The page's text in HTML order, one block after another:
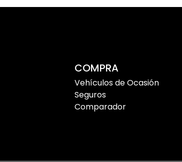
COMPRA
Vehículos de Ocasión
Seguros
Comparador